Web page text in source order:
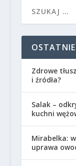
Zdrowe
i źródła?
Salak –
kuchni
Mirabelka:
uprawa